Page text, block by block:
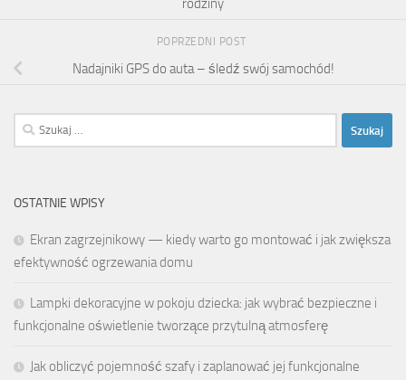
rodziny
POPRZEDNI POST
Nadajniki GPS do auta – śledź swój samochód!
Szukaj:
OSTATNIE WPISY
Ekran zagrzejnikowy — kiedy warto go montować i jak zwiększa
efektywność ogrzewania domu
Lampki dekoracyjne w pokoju dziecka: jak wybrać bezpieczne i
funkcjonalne oświetlenie tworzące przytulną atmosferę
Jak obliczyć pojemność szafy i zaplanować jej funkcjonalne